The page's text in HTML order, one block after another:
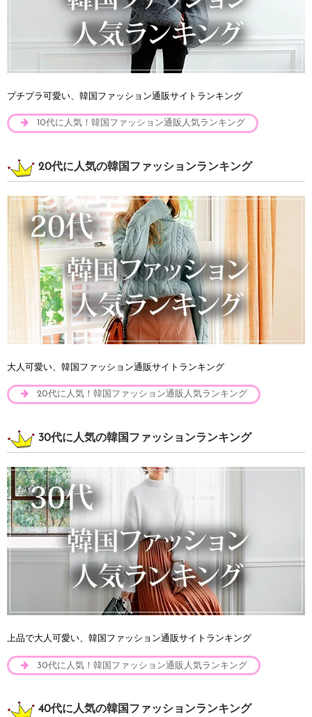
プチプラ可愛い、韓国ファッション通販サイトランキング
10代に人気！韓国ファッション通販人気ランキング
20代に人気の韓国ファッションランキング
大人可愛い、韓国ファッション通販サイトランキング
20代に人気！韓国ファッション通販人気ランキング
30代に人気の韓国ファッションランキング
上品で大人可愛い、韓国ファッション通販サイトランキング
30代に人気！韓国ファッション通販人気ランキング
40代に人気の韓国ファッションランキング